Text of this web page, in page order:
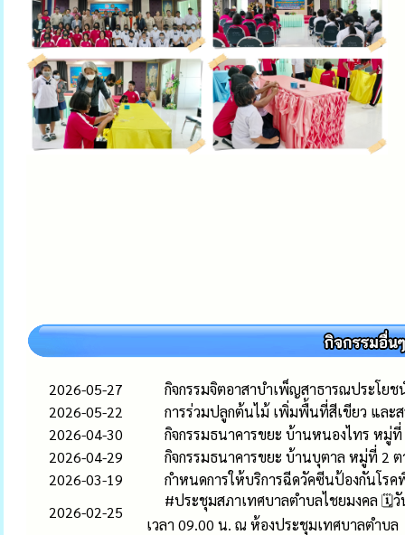
2026-05-27
กิจกรรมจิตอาสาบำเพ็ญสาธารณประโยช
2026-05-22
การร่วมปลูกต้นไม้ เพิ่มพื้นที่สีเขียว และ
2026-04-30
กิจกรรมธนาคารขยะ บ้านหนองไทร หมู่
2026-04-29
กิจกรรมธนาคารขยะ บ้านบุตาล หมู่ที่ 2
2026-03-19
กำหนดการให้บริการฉีดวัคซีนป้องกันโร
2026-02-25
#ประชุมสภาเทศบาลตำบลไชยมงคล 🗓️
เวลา 09.00 น. ณ ห้องประชุมเทศบาลตำบล